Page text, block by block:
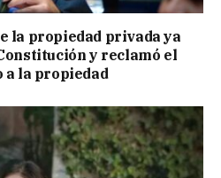
la propiedad privada ya
y reclamó el
a la propiedad